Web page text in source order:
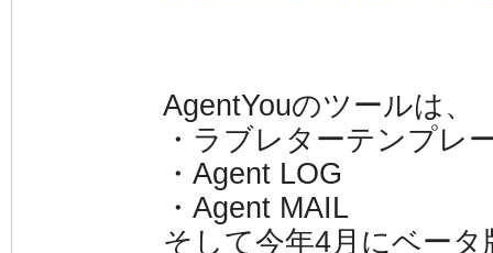
AgentYouのツールは、
・ラブレターテンプレ
・Agent LOG
・Agent MAIL
そして今年4月にベー